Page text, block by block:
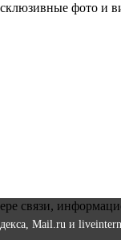
фото и
связи,
Mail.ru и